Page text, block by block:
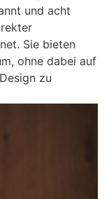
und acht
Sie bieten
ohne dabei auf
zu